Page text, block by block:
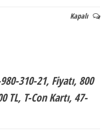
Kapalı
310-21, Fiyatı, 800
TL, T-Con Kartı, 47-